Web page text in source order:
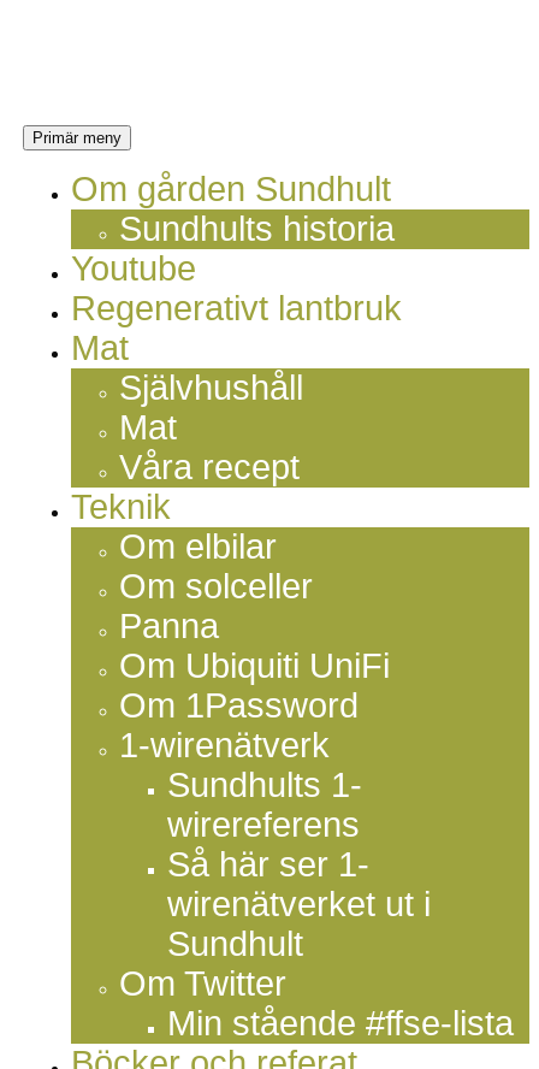
blogg
Sök
Primär meny
Om gården Sundhult
Sundhults historia
Youtube
Regenerativt lantbruk
Mat
Självhushåll
Mat
Våra recept
Teknik
Om elbilar
Om solceller
Panna
Om Ubiquiti UniFi
Om 1Password
1-wirenätverk
Sundhults 1-
wirereferens
Så här ser 1-
wirenätverket ut i
Sundhult
Om Twitter
Min stående #ffse-lista